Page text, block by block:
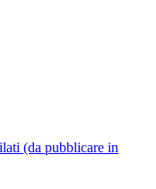
(da pubblicare in